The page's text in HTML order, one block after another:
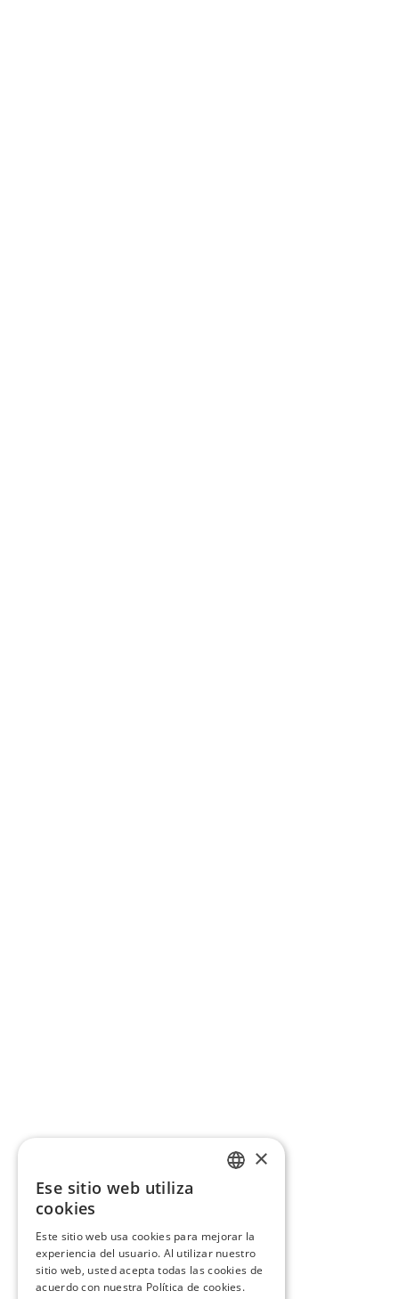
×
Ese sitio web utiliza
cookies
Este sitio web usa cookies para mejorar la
experiencia del usuario. Al utilizar nuestro
sitio web, usted acepta todas las cookies de
acuerdo con nuestra Política de cookies.